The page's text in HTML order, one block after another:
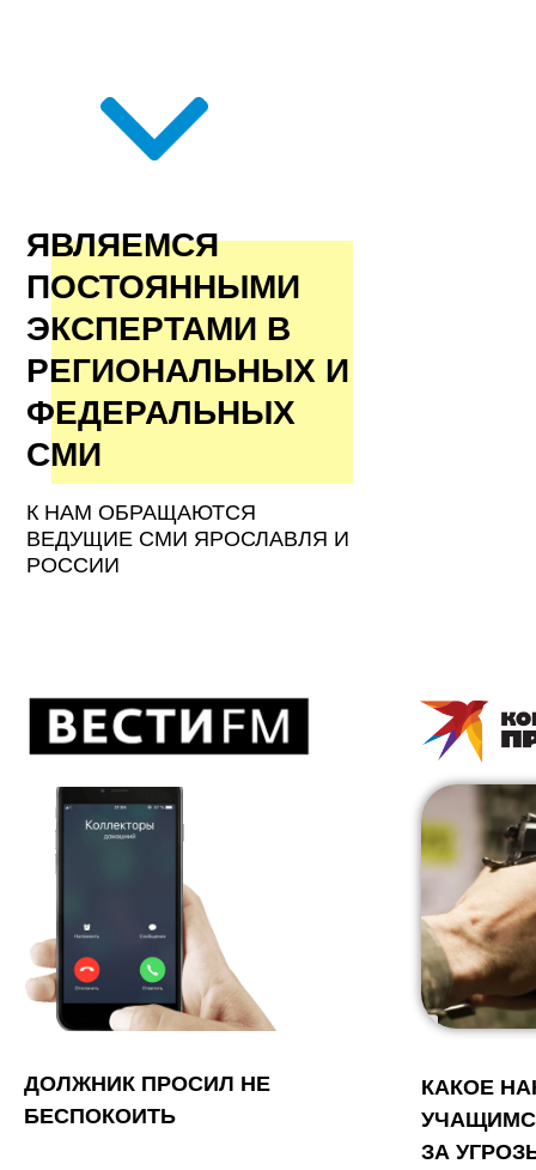
ЯВЛЯЕМСЯ
ПОСТОЯННЫМИ
ЭКСПЕРТАМИ В
РЕГИОНАЛЬНЫХ И
ФЕДЕРАЛЬНЫХ
СМИ
К НАМ ОБРАЩАЮТСЯ
ВЕДУЩИЕ СМИ ЯРОСЛАВЛЯ И
РОССИИ
ДОЛЖНИК ПРОСИЛ НЕ
БЕСПОКОИТЬ
КАКОЕ
ЗА